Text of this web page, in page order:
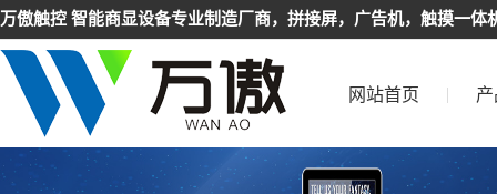
万傲触控 智能商显设备专业制造厂商，拼接屏，广告机，触摸一
网站首页